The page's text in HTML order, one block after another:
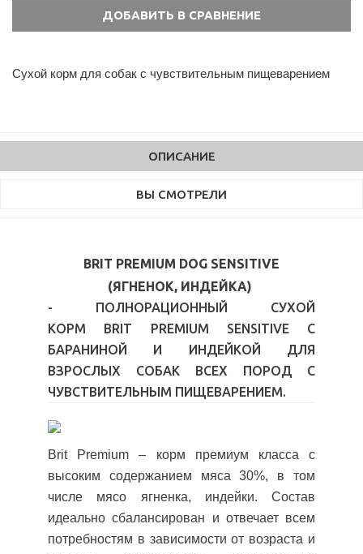
Сухой корм для собак с чувствительным пищеварением
ОПИСАНИЕ
ВЫ СМОТРЕЛИ
BRIT PREMIUM DOG SENSITIVE
(ЯГНЕНОК, ИНДЕЙКА)
- ПОЛНОРАЦИОННЫЙ СУХОЙ
КОРМ BRIT PREMIUM SENSITIVE С
БАРАНИНОЙ И ИНДЕЙКОЙ ДЛЯ
ВЗРОСЛЫХ СОБАК ВСЕХ ПОРОД С
ЧУВСТВИТЕЛЬНЫМ ПИЩЕВАРЕНИЕМ.
Brit Premium – корм премиум класса с
высоким содержанием мяса 30%, в том
числе мясо ягненка, индейки. Состав
идеально сбалансирован и отвечает всем
потребностям в зависимости от возраста и